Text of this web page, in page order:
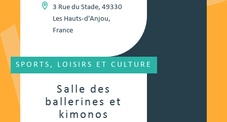
3 Rue du Stade, 49330
Les Hauts-d'Anjou,
France
Salle des
ballerines et
kimonos
SPORTS, LOISIRS ET CULTURE